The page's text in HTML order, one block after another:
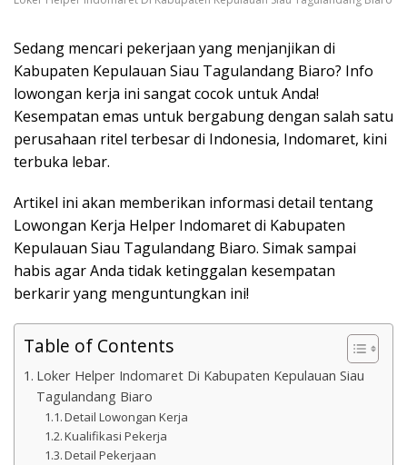
Sedang mencari pekerjaan yang menjanjikan di
Kabupaten Kepulauan Siau Tagulandang Biaro? Info
lowongan kerja ini sangat cocok untuk Anda!
Kesempatan emas untuk bergabung dengan salah satu
perusahaan ritel terbesar di Indonesia, Indomaret, kini
terbuka lebar.
Artikel ini akan memberikan informasi detail tentang
Lowongan Kerja Helper Indomaret di Kabupaten
Kepulauan Siau Tagulandang Biaro. Simak sampai
habis agar Anda tidak ketinggalan kesempatan
berkarir yang menguntungkan ini!
Table of Contents
Loker Helper Indomaret Di Kabupaten Kepulauan Siau
Tagulandang Biaro
Detail Lowongan Kerja
Kualifikasi Pekerja
Detail Pekerjaan